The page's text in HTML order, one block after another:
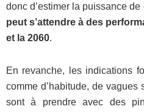
donc d’estimer la puissance
peut s’attendre à des
et la 2060.
En revanche, les indications
comme d’habitude, de
sont à prendre avec des